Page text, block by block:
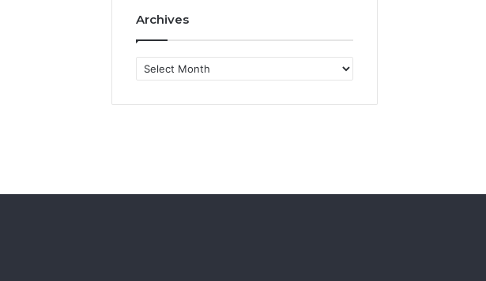
Archives
Archives